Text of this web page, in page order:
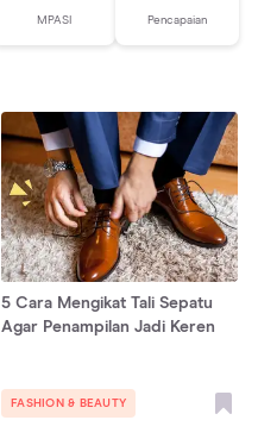
MPASI Pencapaian
5 Cara Mengikat Tali Sepatu
Agar Penampilan Jadi Keren
FASHION & BEAUTY